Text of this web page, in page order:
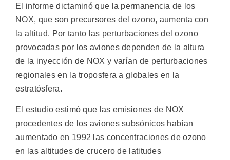
El informe dictaminó que la permanencia de los
NOX, que son precursores del ozono, aumenta con
la altitud. Por tanto las perturbaciones del ozono
provocadas por los aviones dependen de la altura
de la inyección de NOX y varían de perturbaciones
regionales en la troposfera a globales en la
estratósfera.
El estudio estimó que las emisiones de NOX
procedentes de los aviones subsónicos habían
aumentado en 1992 las concentraciones de ozono
en las altitudes de crucero de latitudes